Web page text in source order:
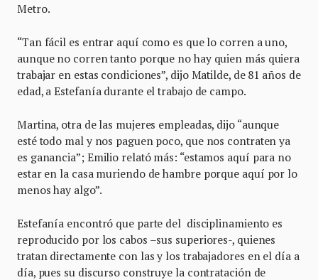
Metro.
“Tan fácil es entrar aquí como es que lo corren a uno,
aunque no corren tanto porque no hay quien más quiera
trabajar en estas condiciones”, dijo Matilde, de 81 años de
edad, a Estefanía durante el trabajo de campo.
Martina, otra de las mujeres empleadas, dijo “aunque
esté todo mal y nos paguen poco, que nos contraten ya
es ganancia”; Emilio relató más: “estamos aquí para no
estar en la casa muriendo de hambre porque aquí por lo
menos hay algo”.
Estefanía encontró que parte del disciplinamiento es
reproducido por los cabos –sus superiores-, quienes
tratan directamente con las y los trabajadores en el día a
día, pues su discurso construye la contratación de